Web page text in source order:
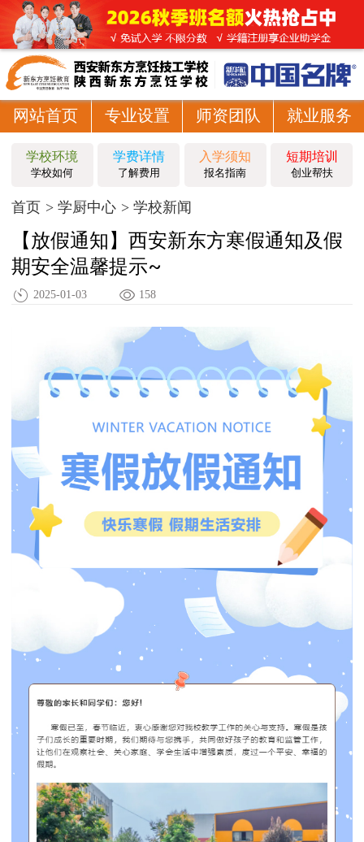
网站首页 专业设置 师资团队 就业服务
学校环境
学校如何
学费详情
了解费用
入学须知
报名指南
短期培训
创业帮扶
首页 学厨中心 学校新闻
【放假通知】西安新东方寒假通知及假
期安全温馨提示~
2025-01-03 158